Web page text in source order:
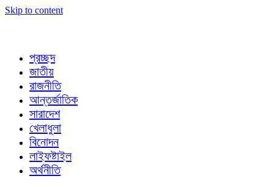
Skip to content
প্রচ্ছদ
জাতীয়
রাজনীতি
আন্তর্জাতিক
সারাদেশ
খেলাধুলা
বিনোদন
লাইফষ্টাইল
অর্থনীতি